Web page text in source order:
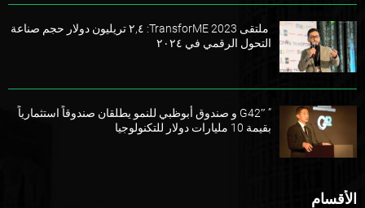
ملتقى TransforME 2023: ٢,٤ تريليون دولار حجم صناعة
التحول الرقمي في ٢٠٢٤
” G42″ و صندوق أبوظبي للنمو يطلقان صندوقاً استثمارياً
بقيمة 10 مليارات دولار للتكنولوجيا
الأقسام